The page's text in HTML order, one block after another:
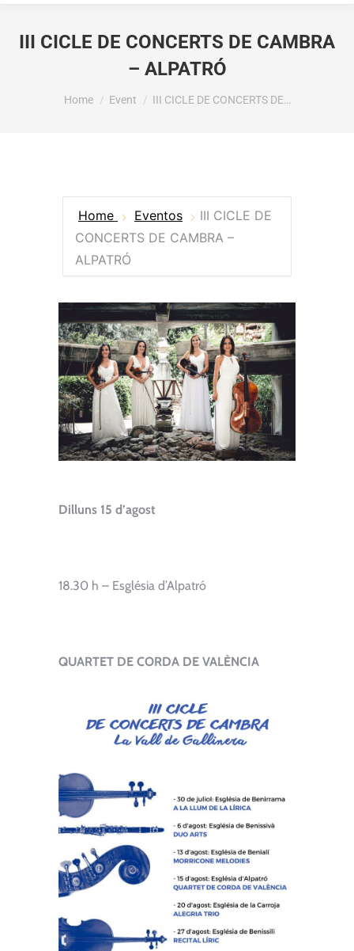
III CICLE DE CONCERTS DE CAMBRA
– ALPATRÓ
You are here:
Home Event III CICLE DE CONCERTS DE…
Home Eventos
III CICLE DE
CONCERTS DE CAMBRA –
ALPATRÓ
Dilluns 15 d’agost
18.30 h – Església d’Alpatró
QUARTET DE CORDA DE VALÈNCIA